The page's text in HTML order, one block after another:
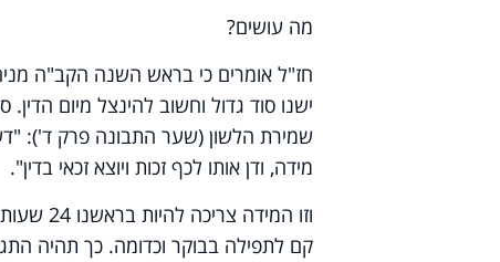
מה עושים?
חז"ל אומרים כי בראש השנה הקב"ה
ישנו סוד גדול וחשוב להינצל מיום הדין.
שמירת הלשון (שער התבונה פרק ד'):
מידה, ודן אותו לכף זכות ויוצא זכאי בדין".
וזו
קם לתפילה בבוקר וכדומה. כך תהיה